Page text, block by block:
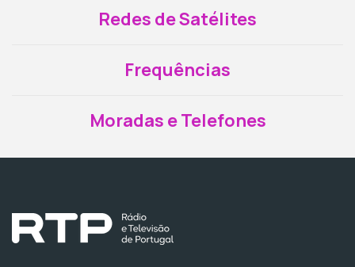
Redes de Satélites
Frequências
Moradas e Telefones